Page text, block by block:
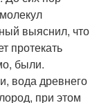
выяснил, что
протекать
были.
вода древнего
при этом